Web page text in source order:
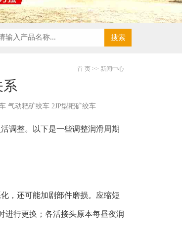
首 页 >> 新闻中心
气动耙矿绞车 2JP型耙矿绞车
调整。以下是一些调整润滑周期
，还可能加剧部件磨损。应缩短
进行更换；各活接头原本每昼夜润